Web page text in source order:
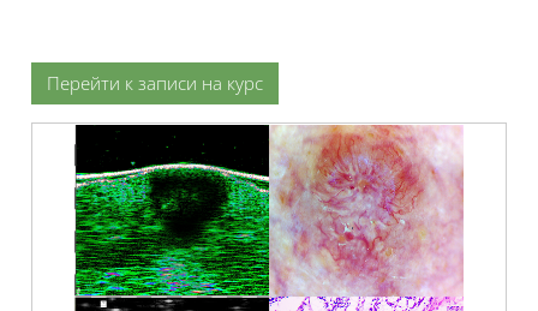
Перейти к записи на курс